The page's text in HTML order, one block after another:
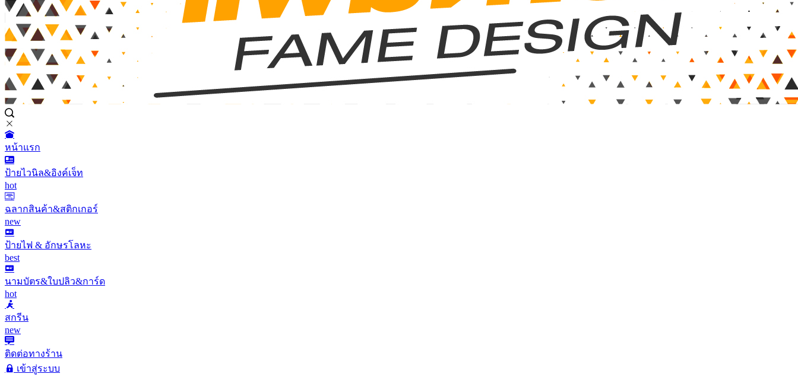
หน้าแรก
ป้ายไวนิล&อิงค์เจ็ท
hot
ฉลากสินค้า&สติกเกอร์
new
ป้ายไฟ & อักษรโลหะ
best
นามบัตร&ใบปลิว&การ์ด
hot
สกรีน
new
ติดต่อทางร้าน
เข้าสู่ระบบ